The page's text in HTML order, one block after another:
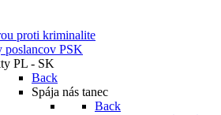
proti kriminalite
poslancov PSK
PL - SK
Back
Spája nás tanec
Back